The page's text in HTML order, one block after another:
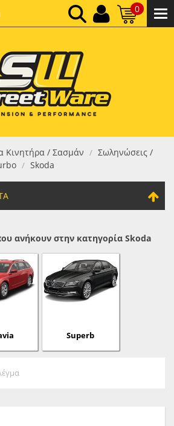
0
ΚΑΘΑΡΌ ΣΎΝΟΛΟ:
ΤΕΛΙΚΌ ΣΎΝΟΛΟ:0,00 €
Κινητήρα / Σασμάν / Σωληνώσεις /
/ Skoda
ανήκουν στην κατηγορία Skoda
Superb